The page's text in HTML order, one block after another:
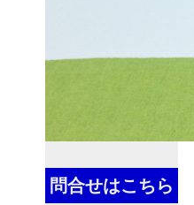
問合せはこちら